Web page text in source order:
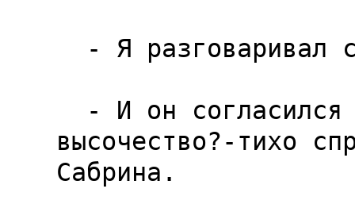
высочество?-тихо
Сабрина.